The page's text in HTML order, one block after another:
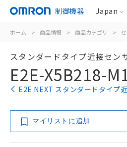
制御機器 Japan
ホーム > 商品情報 > 商品カテゴリ >
スタンダードタイプ近接セン
E2E-X5B218-
E2E NEXT スタンダードタイプ
マイリストに追加